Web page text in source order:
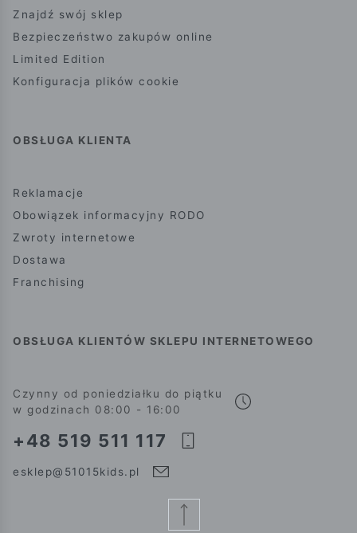
Znajdź swój sklep
Bezpieczeństwo zakupów online
Limited Edition
Konfiguracja plików cookie
OBSŁUGA KLIENTA
Reklamacje
Obowiązek informacyjny RODO
Zwroty internetowe
Dostawa
Franchising
OBSŁUGA KLIENTÓW SKLEPU INTERNETOWEGO
Czynny od poniedziałku do piątku
w godzinach 08:00 - 16:00
+48 519 511 117
esklep@51015kids.pl